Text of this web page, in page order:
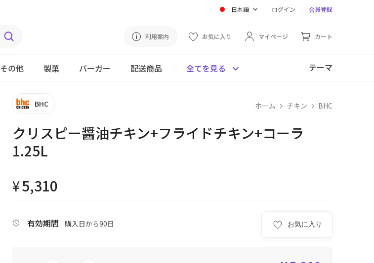
日本語 ログイン 会員登録
利用案内 お気に入り マイページ カート
その他 製菓 バーガー 配送商品 全てを見る テーマ
BHC ホーム チキン BHC
クリスピー醤油チキン+フライドチキン+コーラ
1.25L
¥5,310
お気に入り
有効期間 購入日から90日